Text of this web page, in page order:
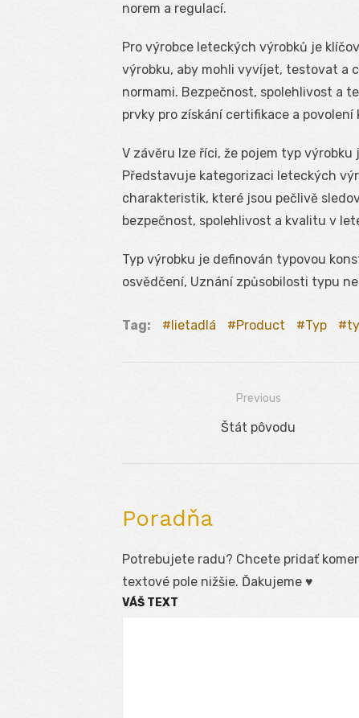
norem a regulací.
Pro výrobce leteckých výrobků je
výrobku, aby mohli vyvíjet, testovat a
normami. Bezpečnost, spolehlivost a
prvky pro získání certifikace a
V závěru lze říci, že pojem typ
Představuje kategorizaci leteckých
charakteristik, které jsou pečlivě
bezpečnost, spolehlivost a kvalitu v
Typ výrobku je definován typovou
osvědčení, Uznání způsobilosti typu
Tag: lietadlá Product Typ
Navigácia
Previous
Previous
Štát pôvodu
Poradňa
Potrebujete radu? Chcete pridať
textové pole nižšie. Ďakujeme ♥
VÁŠ TEXT